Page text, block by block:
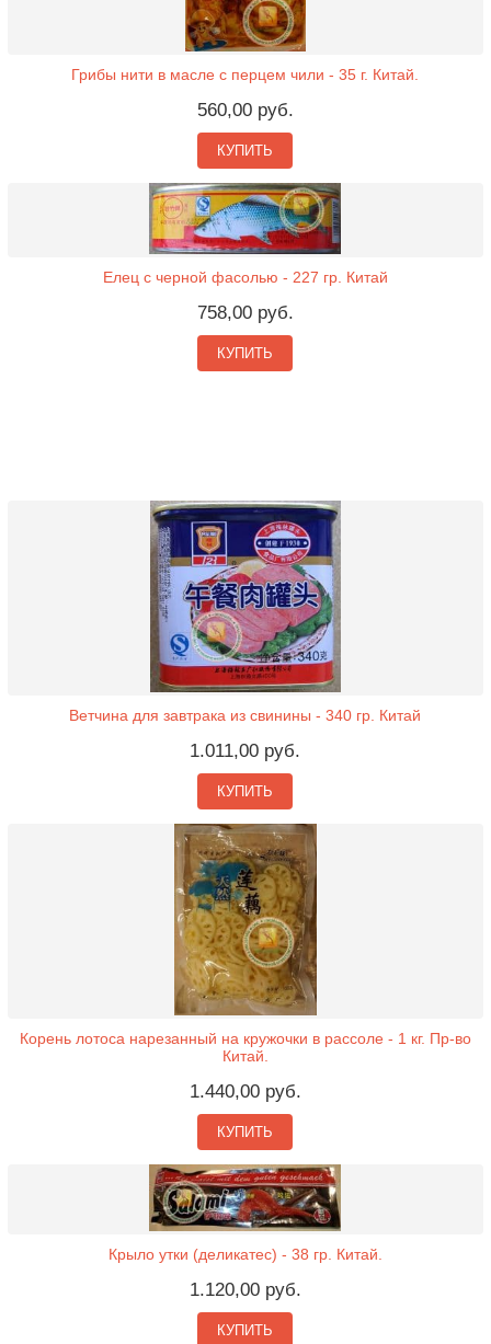
Грибы нити в масле с перцем чили - 35 г. Китай.
560,00 руб.
КУПИТЬ
Елец с черной фасолью - 227 гр. Китай
758,00 руб.
КУПИТЬ
Ветчина для завтрака из свинины - 340 гр. Китай
1.011,00 руб.
КУПИТЬ
Корень лотоса нарезанный на кружочки в рассоле - 1 кг. Пр-во
Китай.
1.440,00 руб.
КУПИТЬ
Крыло утки (деликатес) - 38 гр. Китай.
1.120,00 руб.
КУПИТЬ